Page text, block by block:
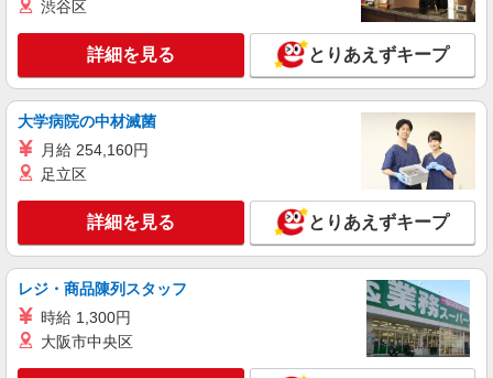
越谷市 レイクタウン3丁目 1‐1 イオンレイクタウ
キープ 詳細を見る
正社員
ソフトバンクイオンレイクタウン店
【店長職】ソフトバンクショップの携帯販売ス
月給 260,000円 〜 322,000円 試用期間あり 6
ヶ月 月給25万円以上 ※経験・能力による 【試用
期間】月給 260000 円 〜 322000 円
■ソフトバンクイオンレイクタウン店 埼玉県
越谷市 レイクタウン3丁目 1‐1 イオンレイクタウ
ンMori
キープ 詳細を見る
渋谷区
詳細を見る とりあえずキープ
大学病院の中材滅菌
月給 254,160円
足立区
詳細を見る とりあえずキープ
レジ・商品陳列スタッフ
時給 1,300円
大阪市中央区